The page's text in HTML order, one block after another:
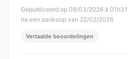
Gepubliceerd op 08/03/2026 à 01h31
na een aankoop van 22/02/2026
Vertaalde beoordelingen